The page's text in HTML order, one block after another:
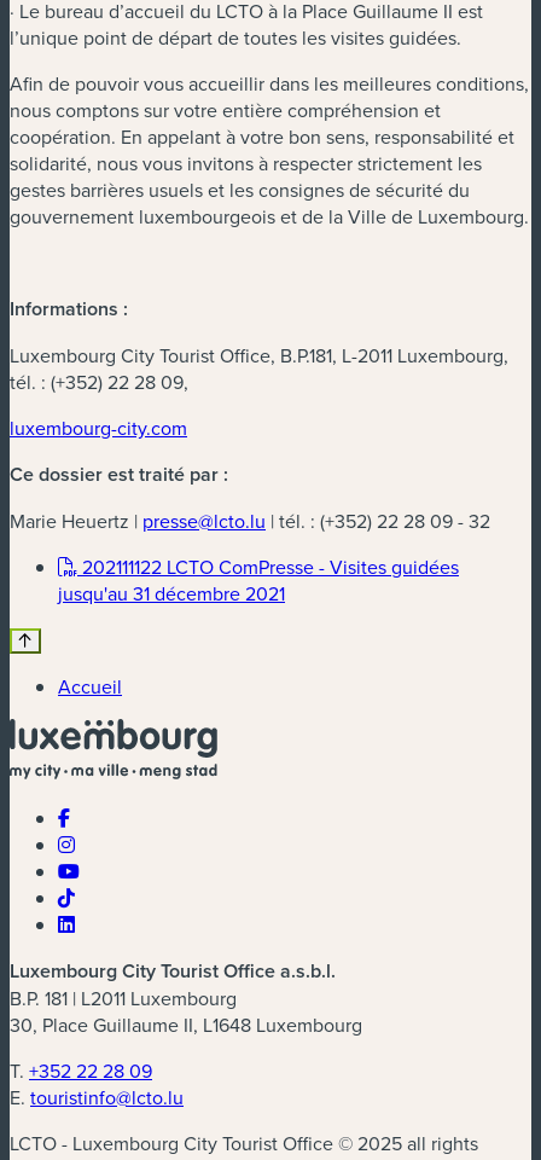
· Le bureau d’accueil du LCTO à la Place Guillaume II est
l’unique point de départ de toutes les visites guidées.
Afin de pouvoir vous accueillir dans les meilleures conditions,
nous comptons sur votre entière compréhension et
coopération. En appelant à votre bon sens, responsabilité et
solidarité, nous vous invitons à respecter strictement les
gestes barrières usuels et les consignes de sécurité du
gouvernement luxembourgeois et de la Ville de Luxembourg.
Informations :
Luxembourg City Tourist Office, B.P.181, L-2011 Luxembourg,
tél. : (+352) 22 28 09,
luxembourg-city.com
Ce dossier est traité par :
Marie Heuertz | presse@lcto.lu | tél. : (+352) 22 28 09 - 32
202111122 LCTO ComPresse - Visites guidées
jusqu'au 31 décembre 2021(nouvelle fenêtre)
Accueil
Luxembourg City Tourist Office a.s.b.l.
B.P. 181 | L2011 Luxembourg
30, Place Guillaume II, L1648 Luxembourg
T. +352 22 28 09
E. touristinfo@lcto.lu
LCTO - Luxembourg City Tourist Office © 2025 all rights